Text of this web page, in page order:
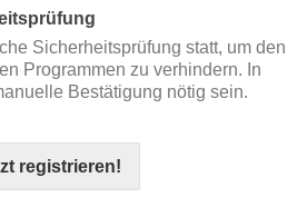
Sicherheitsprüfung statt, um den
Programmen zu verhindern. In
Bestätigung nötig sein.
registrieren!